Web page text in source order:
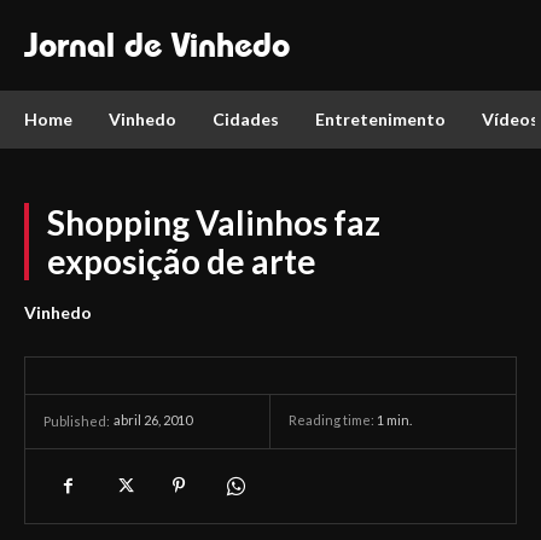
Jornal de Vinhedo
Home Vinhedo Cidades Entretenimento Vídeos
Shopping Valinhos faz
exposição de arte
Vinhedo
Published: abril 26, 2010 Reading time: 1 min.